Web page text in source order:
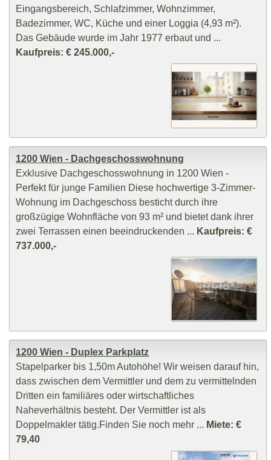
Eingangsbereich, Schlafzimmer, Wohnzimmer,
Badezimmer, WC, Küche und einer Loggia (4,93 m²).
Das Gebäude wurde im Jahr 1977 erbaut und ...
Kaufpreis: € 245.000,-
1200 Wien - Dachgeschosswohnung
Exklusive Dachgeschosswohnung in 1200 Wien -
Perfekt für junge Familien Diese hochwertige 3-Zimmer-
Wohnung im Dachgeschoss besticht durch ihre
großzügige Wohnfläche von 93 m² und bietet dank ihrer
zwei Terrassen einen beeindruckenden ... Kaufpreis: €
737.000,-
1200 Wien - Duplex Parkplatz
Stapelparker bis 1,50m Autohöhe! Wir weisen darauf hin,
dass zwischen dem Vermittler und dem zu vermittelnden
Dritten ein familiäres oder wirtschaftliches
Naheverhältnis besteht. Der Vermittler ist als
Doppelmakler tätig.Finden Sie noch mehr ... Miete: €
79,40